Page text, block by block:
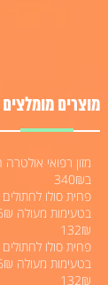
מוצרים מומלצים
ב340₪
132₪
132₪